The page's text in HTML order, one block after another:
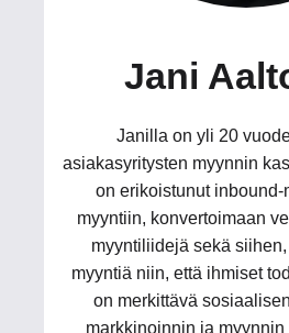
Jani
Janilla on yli 20
asiakasyritysten myynnin
on erikoistunut inbound-
myyntiin, konvertoimaan
myyntiliidejä sekä
myyntiä niin, että ihmiset
on merkittävä
markkinoinnin ja